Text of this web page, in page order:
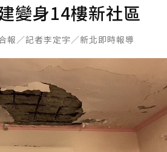
變身14樓新社區
報／記者李定宇／新北即時報導